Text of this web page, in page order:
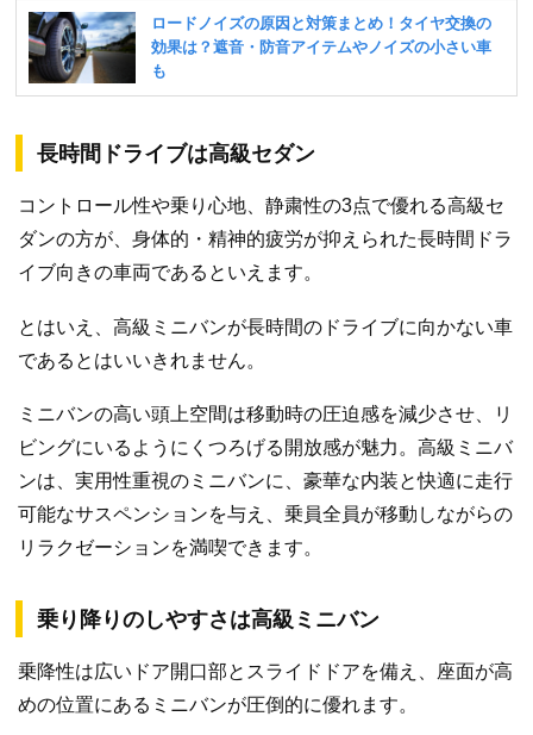
長時間ドライブは高級セダン
コントロール性や乗り心地、静粛性の3点で優れる高級セ
ダンの方が、身体的・精神的疲労が抑えられた長時間ドラ
イブ向きの車両であるといえます。
とはいえ、高級ミニバンが長時間のドライブに向かない車
であるとはいいきれません。
ミニバンの高い頭上空間は移動時の圧迫感を減少させ、リ
ビングにいるようにくつろげる開放感が魅力。高級ミニバ
ンは、実用性重視のミニバンに、豪華な内装と快適に走行
可能なサスペンションを与え、乗員全員が移動しながらの
リラクゼーションを満喫できます。
乗り降りのしやすさは高級ミニバン
乗降性は広いドア開口部とスライドドアを備え、座面が高
めの位置にあるミニバンが圧倒的に優れます。